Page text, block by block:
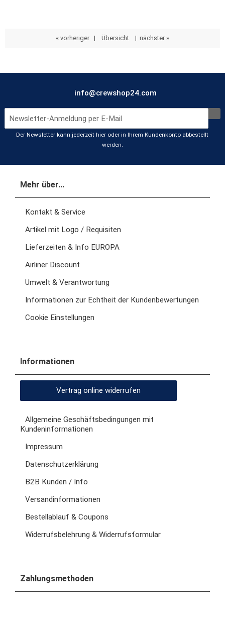
« vorheriger | Übersicht | nächster »
info@crewshop24.com
Der Newsletter kann jederzeit hier oder in Ihrem Kundenkonto abbestellt
werden.
Mehr über...
Kontakt & Service
Artikel mit Logo / Requisiten
Lieferzeiten & Info EUROPA
Airliner Discount
Umwelt & Verantwortung
Informationen zur Echtheit der Kundenbewertungen
Cookie Einstellungen
Informationen
Vertrag online widerrufen
Allgemeine Geschäftsbedingungen mit
Kundeninformationen
Impressum
Datenschutzerklärung
B2B Kunden / Info
Versandinformationen
Bestellablauf & Coupons
Widerrufsbelehrung & Widerrufsformular
Zahlungsmethoden